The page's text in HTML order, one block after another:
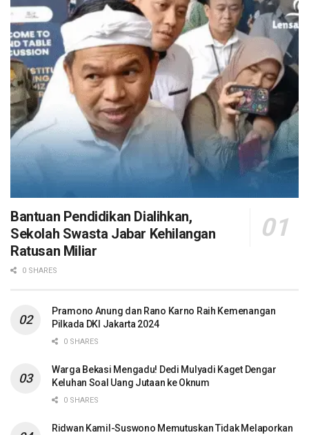
Bantuan Pendidikan Dialihkan,
Sekolah Swasta Jabar Kehilangan
Ratusan Miliar
0 SHARES
Pramono Anung dan Rano Karno Raih Kemenangan
Pilkada DKI Jakarta 2024
0 SHARES
Warga Bekasi Mengadu! Dedi Mulyadi Kaget Dengar
Keluhan Soal Uang Jutaan ke Oknum
0 SHARES
Ridwan Kamil-Suswono Memutuskan Tidak Melaporkan